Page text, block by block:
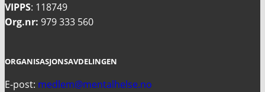
VIPPS: 118749
Org.nr: 979 333 560
ORGANISASJONSAVDELINGEN
E-post: medlem@mentalhelse.no